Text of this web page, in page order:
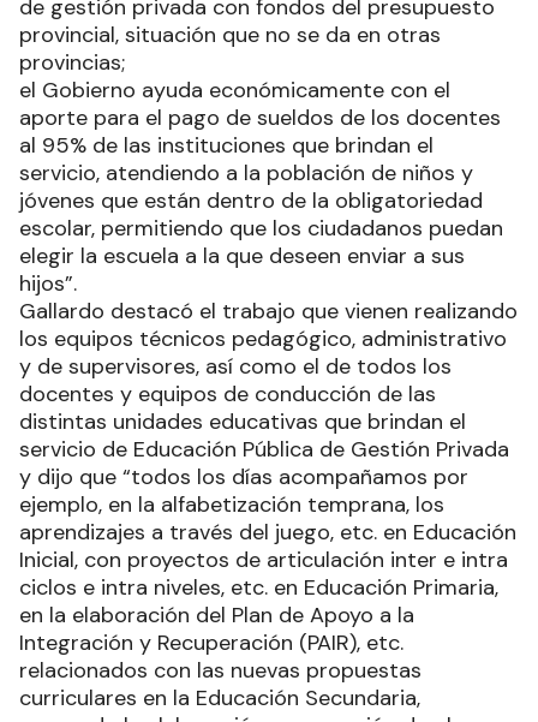
de gestión privada con fondos del presupuesto
provincial, situación que no se da en otras
provincias;
el Gobierno ayuda económicamente con el
aporte para el pago de sueldos de los docentes
al 95% de las instituciones que brindan el
servicio, atendiendo a la población de niños y
jóvenes que están dentro de la obligatoriedad
escolar, permitiendo que los ciudadanos puedan
elegir la escuela a la que deseen enviar a sus
hijos”.
Gallardo destacó el trabajo que vienen realizando
los equipos técnicos pedagógico, administrativo
y de supervisores, así como el de todos los
docentes y equipos de conducción de las
distintas unidades educativas que brindan el
servicio de Educación Pública de Gestión Privada
y dijo que “todos los días acompañamos por
ejemplo, en la alfabetización temprana, los
aprendizajes a través del juego, etc. en Educación
Inicial, con proyectos de articulación inter e intra
ciclos e intra niveles, etc. en Educación Primaria,
en la elaboración del Plan de Apoyo a la
Integración y Recuperación (PAIR), etc.
relacionados con las nuevas propuestas
curriculares en la Educación Secundaria,